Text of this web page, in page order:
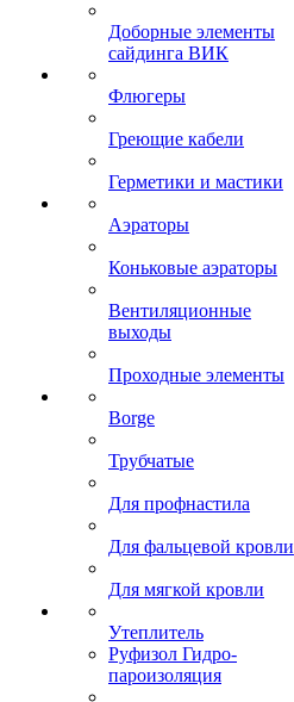
Доборные элементы
сайдинга ВИК
Флюгеры
Греющие кабели
Герметики и мастики
Аэраторы
Коньковые аэраторы
Вентиляционные
выходы
Проходные элементы
Borge
Трубчатые
Для профнастила
Для фальцевой кровли
Для мягкой кровли
Утеплитель
Руфизол Гидро-
пароизоляция